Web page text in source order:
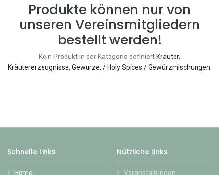
Produkte können nur von
unseren Vereinsmitgliedern
bestellt werden!
Kein Produkt in der Kategorie definiert Kräuter,
Kräutererzeugnisse, Gewürze, / Holy Spices / Gewürzmischungen
Schnelle Links
Home
Nützliche Links
Veranstaltungen